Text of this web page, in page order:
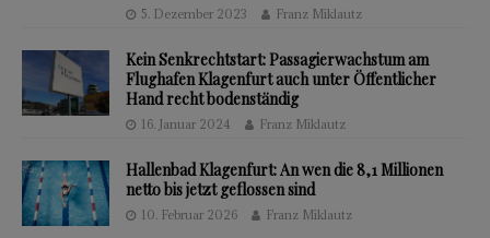
5. Dezember 2023 Franz Miklautz
Kein Senkrechtstart: Passagierwachstum am
Flughafen Klagenfurt auch unter Öffentlicher
Hand recht bodenständig
16. Januar 2024 Franz Miklautz
Hallenbad Klagenfurt: An wen die 8,1 Millionen
netto bis jetzt geflossen sind
10. Februar 2026 Franz Miklautz